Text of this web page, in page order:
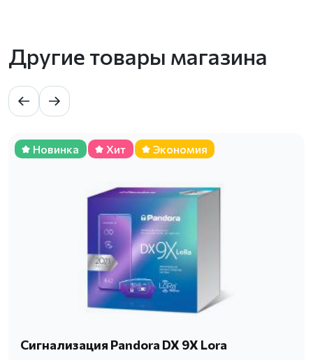
Другие товары магазина
Новинка Хит Экономия
Сигнализация Pandora DX 9X Lora